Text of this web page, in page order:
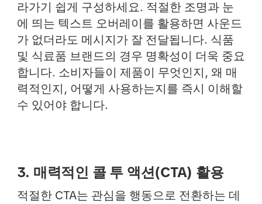
라가기 쉽게 구성하세요. 적절한 조명과 눈
에 띄는 텍스트 오버레이를 활용하면 사운드
가 없더라도 메시지가 잘 전달됩니다. 식품
및 식료품 브랜드의 경우 명확성이 더욱 중요
합니다. 소비자들이 제품이 무엇인지, 왜 매
력적인지, 어떻게 사용하는지를 즉시 이해할
수 있어야 합니다.
3. 매력적인 콜 투 액션(CTA) 활용
적절한 CTA는 관심을 행동으로 전환하는 데